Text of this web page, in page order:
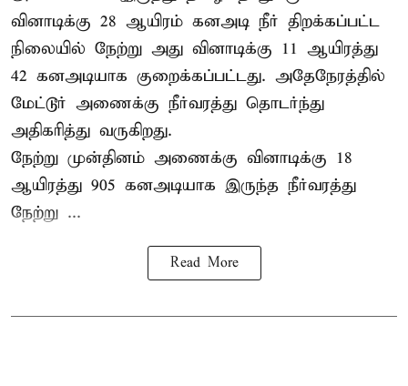
வினாடிக்கு 28 ஆயிரம் கனஅடி நீர் திறக்கப்பட்ட
நிலையில் நேற்று அது வினாடிக்கு 11 ஆயிரத்து
42 கனஅடியாக குறைக்கப்பட்டது. அதேநேரத்தில்
மேட்டூர் அணைக்கு நீர்வரத்து தொடர்ந்து
அதிகரித்து வருகிறது.
நேற்று முன்தினம் அணைக்கு வினாடிக்கு 18
ஆயிரத்து 905 கனஅடியாக இருந்த நீர்வரத்து
நேற்று ...
Read More